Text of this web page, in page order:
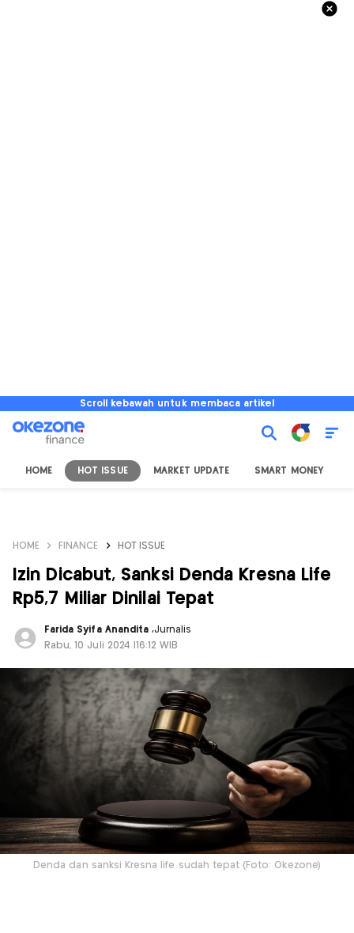
Scroll kebawah untuk membaca artikel
HOME HOT ISSUE MARKET UPDATE SMART MONEY
HOME FINANCE HOT ISSUE
Izin Dicabut, Sanksi Denda Kresna Life
Rp5,7 Miliar Dinilai Tepat
Farida Syifa Anandita,Jurnalis
Rabu, 10 Juli 2024 |16:12 WIB
Denda dan sanksi Kresna life sudah tepat (Foto: Okezone)